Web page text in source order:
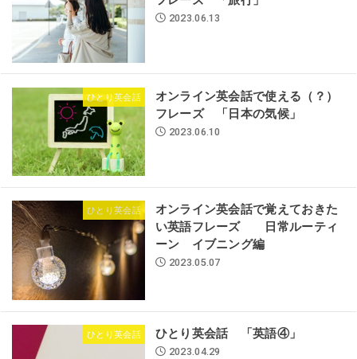
2023.06.13
ひとり英会話
オンライン英会話で使える（？）
フレーズ 「日本の気候」
2023.06.10
ひとり英会話
オンライン英会話で覚えておきた
い英語フレーズ 日常ルーティ
ーン イブニング編
2023.05.07
ひとり英会話 ひとり英会話 「英語④」
2023.04.29